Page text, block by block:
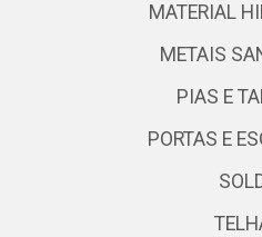
MATERIAL
METAIS
PIAS E
PORTAS E